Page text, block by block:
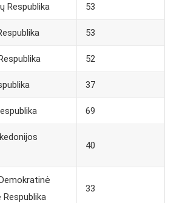
Respublika 53
53
52
37
69
40
33